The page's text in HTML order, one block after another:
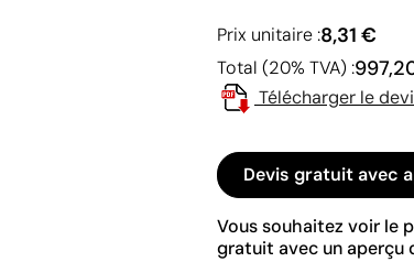
Prix unitaire :8,31 €
Total (20% TVA) :
Télécharger le
Devis gratuit avec
Vous souhaitez voir le
gratuit avec un aperçu